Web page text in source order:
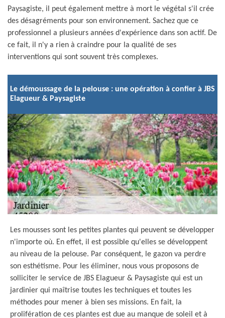
Paysagiste, il peut également mettre à mort le végétal s'il crée
des désagréments pour son environnement. Sachez que ce
professionnel a plusieurs années d'expérience dans son actif. De
ce fait, il n'y a rien à craindre pour la qualité de ses
interventions qui sont souvent très complexes.
Le démoussage de la pelouse : une opération à confier à JBS
Elagueur & Paysagiste
Les mousses sont les petites plantes qui peuvent se développer
n'importe où. En effet, il est possible qu'elles se développent
au niveau de la pelouse. Par conséquent, le gazon va perdre
son esthétisme. Pour les éliminer, nous vous proposons de
solliciter le service de JBS Elagueur & Paysagiste qui est un
jardinier qui maîtrise toutes les techniques et toutes les
méthodes pour mener à bien ses missions. En fait, la
prolifération de ces plantes est due au manque de soleil et à